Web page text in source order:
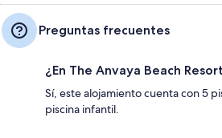
Preguntas frecuentes
¿En The Anvaya Beach
Sí, este alojamiento cuenta con 5
piscina infantil.